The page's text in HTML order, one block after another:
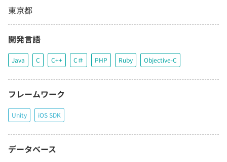
東京都
開発言語
Java C C++ C＃ PHP Ruby Objective-C
フレームワーク
Unity iOS SDK
データベース